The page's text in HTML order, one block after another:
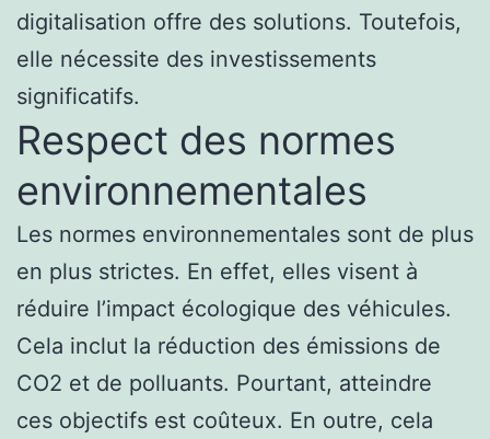
digitalisation offre des solutions. Toutefois,
elle nécessite des investissements
significatifs.
Respect des normes
environnementales
Les normes environnementales sont de plus
en plus strictes. En effet, elles visent à
réduire l’impact écologique des véhicules.
Cela inclut la réduction des émissions de
CO2 et de polluants. Pourtant, atteindre
ces objectifs est coûteux. En outre, cela